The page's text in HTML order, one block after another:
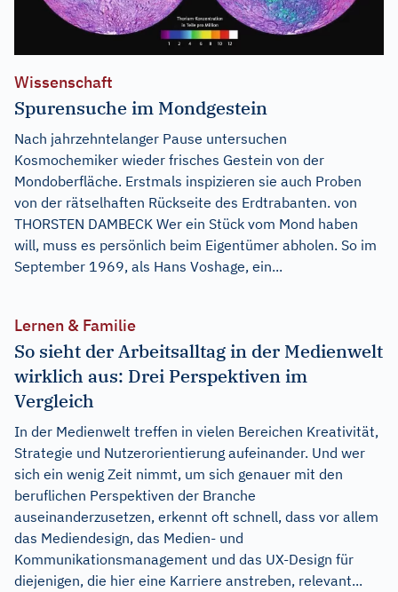
Wissenschaft
Spurensuche im Mondgestein
Nach jahrzehntelanger Pause untersuchen
Kosmochemiker wieder frisches Gestein von der
Mondoberfläche. Erstmals inspizieren sie auch Proben
von der rätselhaften Rückseite des Erdtrabanten. von
THORSTEN DAMBECK Wer ein Stück vom Mond haben
will, muss es persönlich beim Eigentümer abholen. So im
September 1969, als Hans Voshage, ein...
Lernen & Familie
So sieht der Arbeitsalltag in der Medienwelt
wirklich aus: Drei Perspektiven im
Vergleich
In der Medienwelt treffen in vielen Bereichen Kreativität,
Strategie und Nutzerorientierung aufeinander. Und wer
sich ein wenig Zeit nimmt, um sich genauer mit den
beruflichen Perspektiven der Branche
auseinanderzusetzen, erkennt oft schnell, dass vor allem
das Mediendesign, das Medien- und
Kommunikationsmanagement und das UX-Design für
diejenigen, die hier eine Karriere anstreben, relevant...